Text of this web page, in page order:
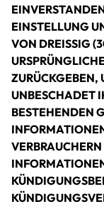
EINSTELLUNG
VON DREISSIG
ZURÜCKGEBEN,
UNBESCHADET
BESTEHENDEN